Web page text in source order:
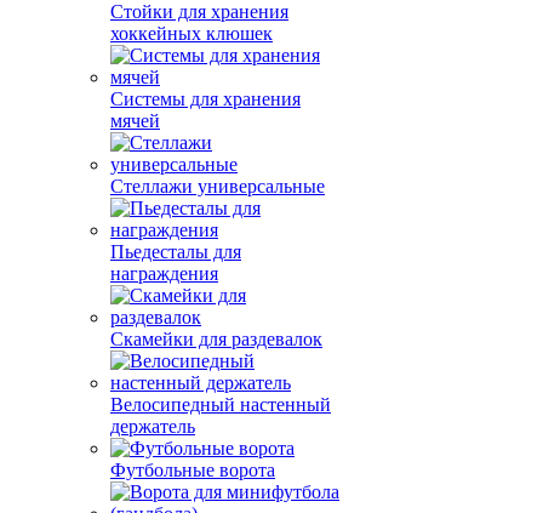
Стойки для хранения
хоккейных клюшек
Системы для хранения
мячей
Стеллажи универсальные
Пьедесталы для
награждения
Скамейки для раздевалок
Велосипедный настенный
держатель
Футбольные ворота